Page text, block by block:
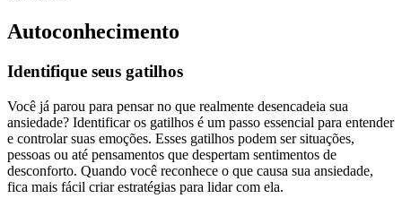
Autoconhecimento
Identifique seus gatilhos
Você já parou para pensar no que realmente desencadeia sua
ansiedade? Identificar os gatilhos é um passo essencial para entender
e controlar suas emoções. Esses gatilhos podem ser situações,
pessoas ou até pensamentos que despertam sentimentos de
desconforto. Quando você reconhece o que causa sua ansiedade,
fica mais fácil criar estratégias para lidar com ela.